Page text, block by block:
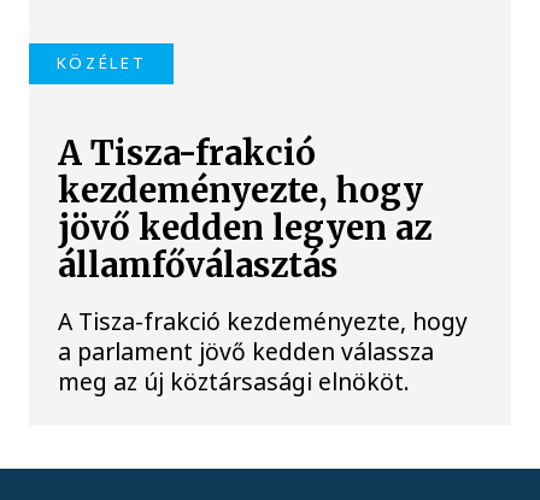
KÖZÉLET
A Tisza-frakció
kezdeményezte, hogy
jövő kedden legyen az
államfőválasztás
A Tisza-frakció kezdeményezte, hogy
a parlament jövő kedden válassza
meg az új köztársasági elnököt.